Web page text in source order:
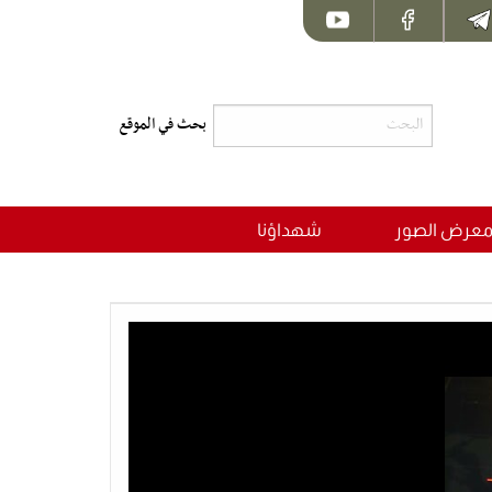
معرض الصور شهداؤنا